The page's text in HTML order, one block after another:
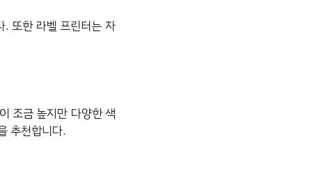
또한 라벨 프린터는 자
조금 높지만 다양한 색
추천합니다.